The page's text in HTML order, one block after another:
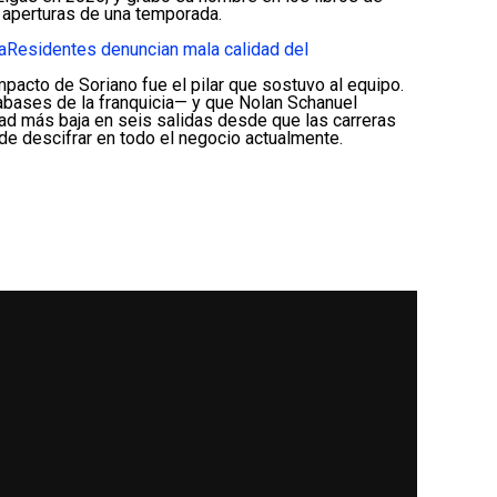
de una temporada.
Residentes denuncian mala calidad del
de Soriano fue el pilar que sostuvo al equipo.
de la franquicia— y que Nolan Schanuel
más baja en seis salidas desde que las carreras
descifrar en todo el negocio actualmente.